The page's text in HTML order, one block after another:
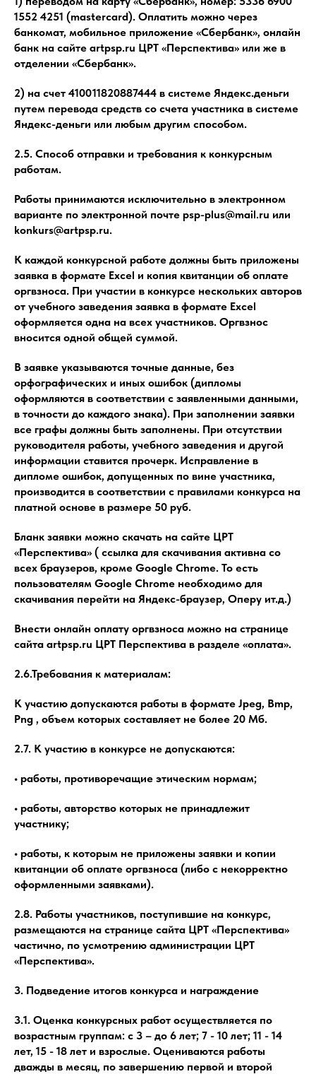
1552 4251 (mastercard). Оплатить можно через
банкомат, мобильное приложение «Сбербанк», онлайн
банк на сайте artpsp.ru ЦРТ «Перспектива» или же в
отделении «Сбербанк».
2) на счет 410011820887444 в системе Яндекс.деньги
путем перевода средств со счета участника в системе
Яндекс-деньги или любым другим способом.
2.5. Способ отправки и требования к конкурсным
работам.
Работы принимаются исключительно в электронном
варианте по электронной почте psp-plus@mail.ru или
konkurs@artpsp.ru.
К каждой конкурсной работе должны быть приложены
заявка в формате Excel и копия квитанции об оплате
оргвзноса. При участии в конкурсе нескольких авторов
от учебного заведения заявка в формате Excel
оформляется одна на всех участников. Оргвзнос
вносится одной общей суммой.
В заявке указываются точные данные, без
орфографических и иных ошибок (дипломы
оформляются в соответствии с заявленными данными,
в точности до каждого знака). При заполнении заявки
все графы должны быть заполнены. При отсутствии
руководителя работы, учебного заведения и другой
информации ставится прочерк. Исправление в
дипломе ошибок, допущенных по вине участника,
производится в соответствии с правилами конкурса на
платной основе в размере 50 руб.
Бланк заявки можно скачать на сайте ЦРТ
«Перспектива» ( ссылка для скачивания активна со
всех браузеров, кроме Google Chrome. То есть
пользователям Google Chrome необходимо для
скачивания перейти на Яндекс-браузер, Оперу ит.д.)
Внести онлайн оплату оргвзноса можно на странице
сайта artpsp.ru ЦРТ Перспектива в разделе «оплата».
2.6.Требования к материалам:
К участию допускаются работы в формате Jpeg, Bmp,
Png , объем которых составляет не более 20 Мб.
2.7. К участию в конкурсе не допускаются:
• работы, противоречащие этическим нормам;
• работы, авторство которых не принадлежит
участнику;
• работы, к которым не приложены заявки и копии
квитанции об оплате оргвзноса (либо с некорректно
оформленными заявками).
2.8. Работы участников, поступившие на конкурс,
размещаются на странице сайта ЦРТ «Перспектива»
частично, по усмотрению администрации ЦРТ
«Перспектива».
3. Подведение итогов конкурса и награждение
3.1. Оценка конкурсных работ осуществляется по
возрастным группам: с 3 – до 6 лет; 7 - 10 лет; 11 - 14
лет, 15 - 18 лет и взрослые. Оцениваются работы
дважды в месяц, по завершению первой и второй